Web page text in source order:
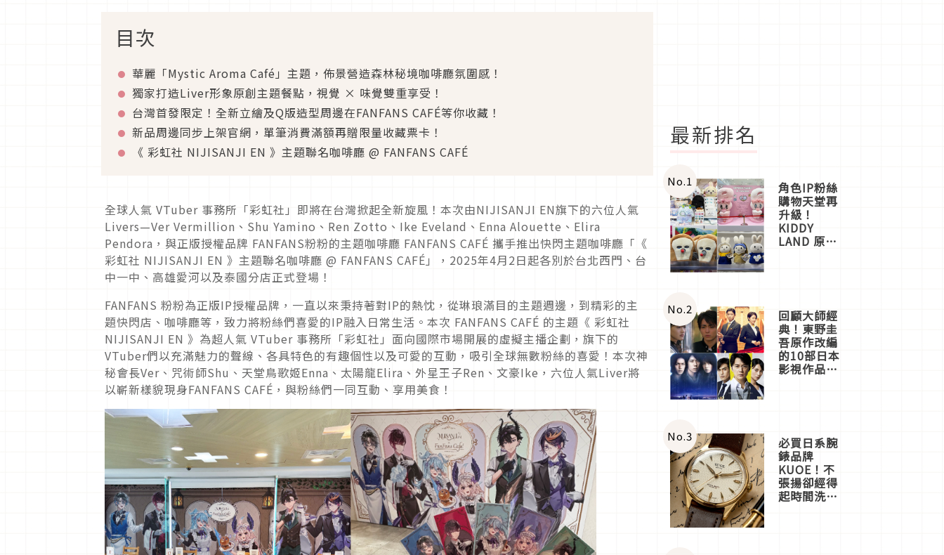
目次
華麗「Mystic Aroma Café」主題，佈景營造森林秘境咖啡廳氛圍感！
獨家打造Liver形象原創主題餐點，視覺 × 味覺雙重享受！
台灣首發限定！全新立繪及Q版造型周邊在FANFANS CAFÉ等你收藏！
新品周邊同步上架官網，單筆消費滿額再贈限量收藏票卡！
《 彩虹社 NIJISANJI EN 》主題聯名咖啡廳 @ FANFANS CAFÉ
全球人氣 VTuber 事務所「彩虹社」即將在台灣掀起全新旋風！本次由NIJISANJI EN旗下的六位人氣
Livers—Ver Vermillion、Shu Yamino、Ren Zotto、Ike Eveland、Enna Alouette、Elira
Pendora，與正版授權品牌 FANFANS粉粉的主題咖啡廳 FANFANS CAFÉ 攜手推出快閃主題咖啡廳「《
彩虹社 NIJISANJI EN 》主題聯名咖啡廳 @ FANFANS CAFÉ」，2025年4月2日起各別於台北西門、台
中一中、高雄愛河以及泰國分店正式登場！
FANFANS 粉粉為正版IP授權品牌，一直以來秉持著對IP的熱忱，從琳琅滿目的主題週邊，到精彩的主
題快閃店、咖啡廳等，致力將粉絲們喜愛的IP融入日常生活。本次 FANFANS CAFÉ 的主題《 彩虹社
NIJISANJI EN 》為超人氣 VTuber 事務所「彩虹社」面向國際市場開展的虛擬主播企劃，旗下的
VTuber們以充滿魅力的聲線、各具特色的有趣個性以及可愛的互動，吸引全球無數粉絲的喜愛！本次神
秘會長Ver、咒術師Shu、天堂鳥歌姬Enna、太陽龍Elira、外星王子Ren、文豪Ike，六位人氣Liver將
以嶄新樣貌現身FANFANS CAFÉ，與粉絲們一同互動、享用美食！
最新排名
No.1 角色IP粉絲
購物天堂再
升級！
KIDDY
LAND 原宿
店3分即達
No.2 回顧大師經
典！東野圭
吾原作改編
的10部日本
影視作品推
No.3 必買日系腕
錶品牌
KUOE！不
張揚卻經得
起時間洗鍊